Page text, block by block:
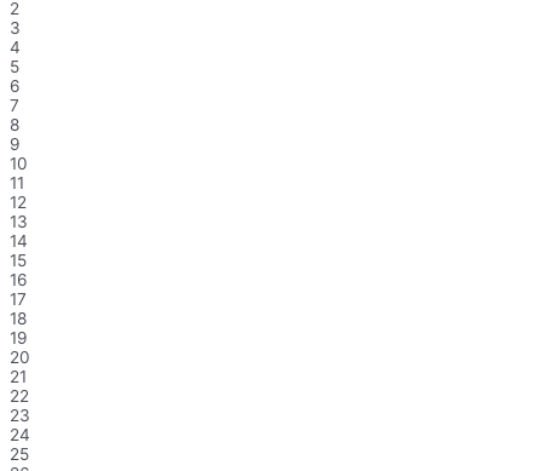
2
3
4
5
6
7
8
9
10
11
12
13
14
15
16
17
18
19
20
21
22
23
24
25